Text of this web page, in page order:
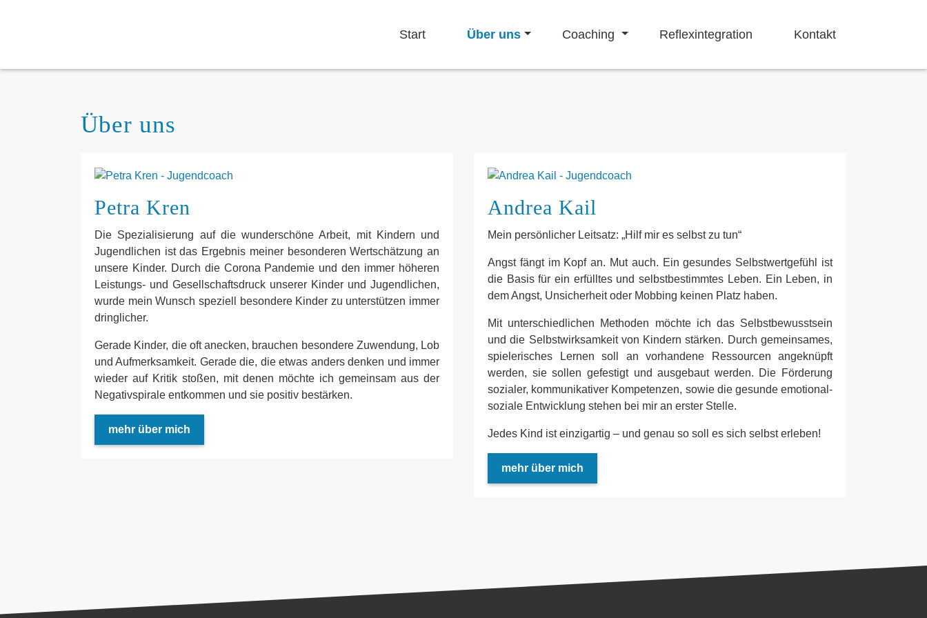
Start
Über uns Coaching Reflexintegration Kontakt
Über uns
Petra Kren
Die Spezialisierung auf die wunderschöne Arbeit, mit Kindern und
Jugendlichen ist das Ergebnis meiner besonderen Wertschätzung an
unsere Kinder. Durch die Corona Pandemie und den immer höheren
Leistungs- und Gesellschaftsdruck unserer Kinder und Jugendlichen,
wurde mein Wunsch speziell besondere Kinder zu unterstützen immer
dringlicher.
Gerade Kinder, die oft anecken, brauchen besondere Zuwendung, Lob
und Aufmerksamkeit. Gerade die, die etwas anders denken und immer
wieder auf Kritik stoßen, mit denen möchte ich gemeinsam aus der
Negativspirale entkommen und sie positiv bestärken.
mehr über mich
Andrea Kail
Mein persönlicher Leitsatz: „Hilf mir es selbst zu tun“
Angst fängt im Kopf an. Mut auch. Ein gesundes Selbstwertgefühl ist
die Basis für ein erfülltes und selbstbestimmtes Leben. Ein Leben, in
dem Angst, Unsicherheit oder Mobbing keinen Platz haben.
Mit unterschiedlichen Methoden möchte ich das Selbstbewusstsein
und die Selbstwirksamkeit von Kindern stärken. Durch gemeinsames,
spielerisches Lernen soll an vorhandene Ressourcen angeknüpft
werden, sie sollen gefestigt und ausgebaut werden. Die Förderung
sozialer, kommunikativer Kompetenzen, sowie die gesunde emotional-
soziale Entwicklung stehen bei mir an erster Stelle.
Jedes Kind ist einzigartig – und genau so soll es sich selbst erleben!
mehr über mich